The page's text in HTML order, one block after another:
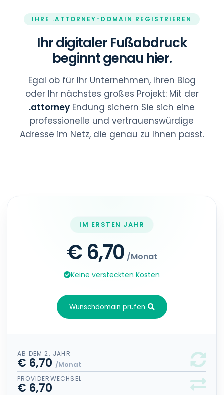
IHRE .ATTORNEY-DOMAIN REGISTRIEREN
Ihr digitaler Fußabdruck
beginnt genau hier.
Egal ob für Ihr Unternehmen, Ihren Blog
oder Ihr nächstes großes Projekt: Mit der
.attorney Endung sichern Sie sich eine
professionelle und vertrauenswürdige
Adresse im Netz, die genau zu Ihnen passt.
IM ERSTEN JAHR
€ 6,70 /Monat
Keine versteckten Kosten
Wunschdomain prüfen
AB DEM 2. JAHR
€ 6,70 /Monat
PROVIDERWECHSEL
€ 6,70